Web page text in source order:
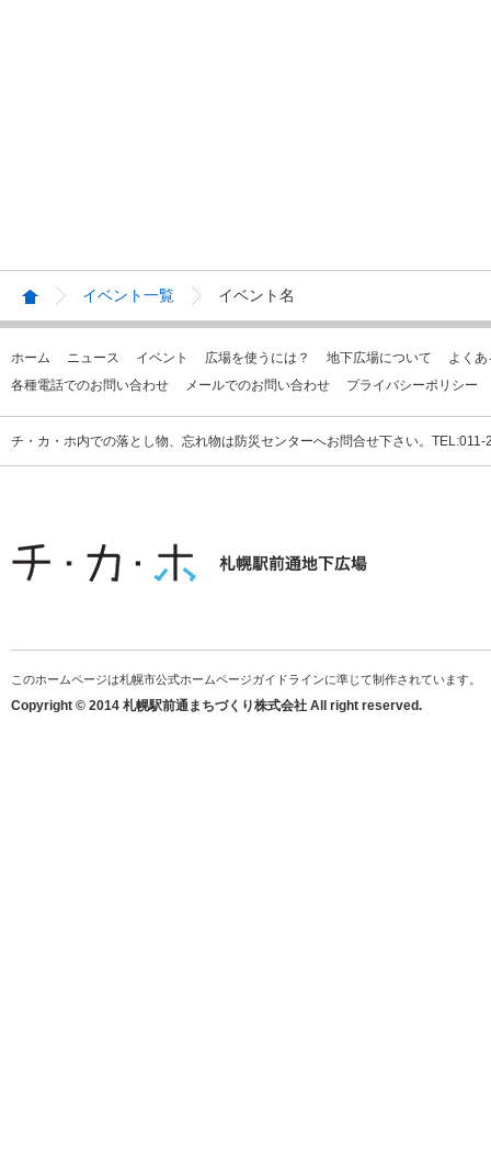
イベント一覧 イベント名
ホーム ニュース イベント 広場を使うには？ 地下広場について
よく
各種電話でのお問い合わせ
メールでのお問い合わせ プライバシーポリシー
チ・カ・ホ内での落とし物、忘れ物は防災センターへお問合せ下さい。
このホームページは札幌市公式ホームページガイドラインに準じて制作されています。
Copyright © 2014 札幌駅前通まちづくり株式会社 All right reserved.